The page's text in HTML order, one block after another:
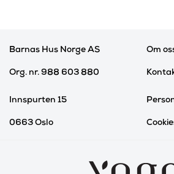
Barnas Hus Norge AS
Org. nr. 988 603 880
Innspurten 15
0663 Oslo
Om